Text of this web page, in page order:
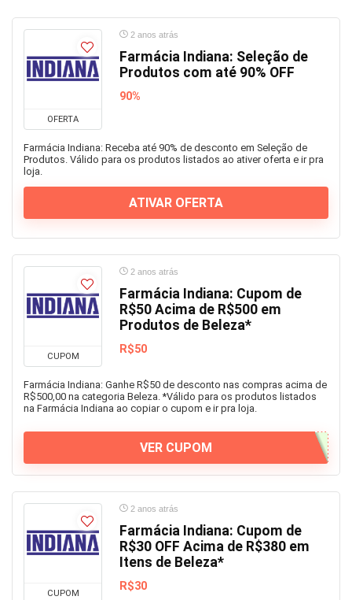
OFERTA
2 anos atrás
Farmácia Indiana: Seleção de
Produtos com até 90% OFF
90%
Farmácia Indiana: Receba até 90% de desconto em Seleção de
Produtos. Válido para os produtos listados ao ativer oferta e ir pra
loja.
ATIVAR OFERTA
CUPOM
2 anos atrás
Farmácia Indiana: Cupom de
R$50 Acima de R$500 em
Produtos de Beleza*
R$50
Farmácia Indiana: Ganhe R$50 de desconto nas compras acima de
R$500,00 na categoria Beleza. *Válido para os produtos listados
na Farmácia Indiana ao copiar o cupom e ir pra loja.
VER CUPOM
CUPOM
2 anos atrás
Farmácia Indiana: Cupom de
R$30 OFF Acima de R$380 em
Itens de Beleza*
R$30